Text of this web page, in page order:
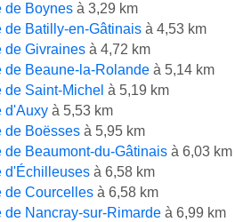
de Boynes à 3,29 km
de Batilly-en-Gâtinais à 4,53 km
de Givraines à 4,72 km
de Beaune-la-Rolande à 5,14 km
de Saint-Michel à 5,19 km
d'Auxy à 5,53 km
de Boësses à 5,95 km
de Beaumont-du-Gâtinais à 6,03 km
d'Échilleuses à 6,58 km
de Courcelles à 6,58 km
de Nancray-sur-Rimarde à 6,99 km